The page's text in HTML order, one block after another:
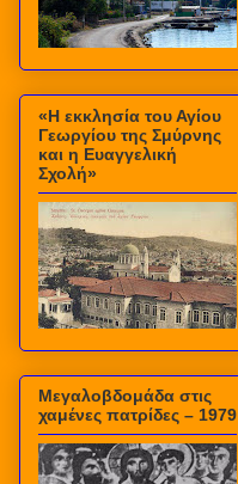
«Η εκκλησία του Αγίου
Γεωργίου της Σμύρνης
και η Ευαγγελική
Σχολή»
Μεγαλοβδομάδα στις
χαμένες πατρίδες – 1979